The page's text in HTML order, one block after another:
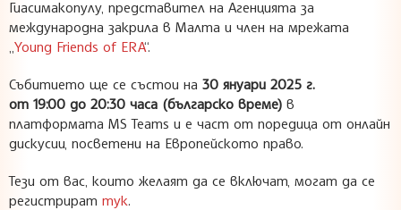
Гиасимакопулу, представител на Агенцията за
международна закрила в Малта и член на мрежата
Young Friends of ERA“.
Събитието ще се състои на 30 януари 2025 г.
от 19:00 до 20:30 часа (българско време) в
платформата MS Teams и е част от поредица от онлайн
дискусии, посветени на Европейското право.
Тези от вас, които желаят да се включат, могат да се
регистрират тук.